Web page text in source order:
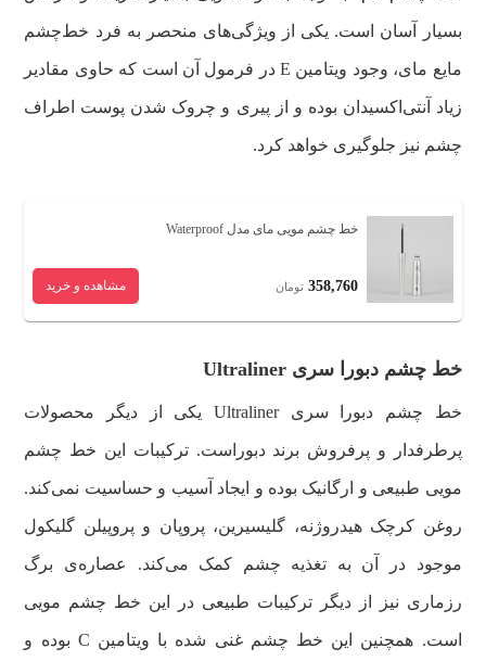
بسیار آسان است. یکی از ویژگی‌‎های منحصر به فرد خط‌‌چشم
مايع مای، وجود ویتامین E در فرمول آن است که حاوی مقادیر
زیاد آنتی‌اکسیدان بوده و از پیری و چروک شدن پوست اطراف
چشم نیز جلوگیری خواهد کرد.
خط چشم مویی مای مدل Waterproof
358,760 تومان مشاهده و خرید
خط چشم دبورا سری Ultraliner
خط چشم دبورا سری Ultraliner یکی از دیگر محصولات
پرطرفدار و پرفروش برند دبوراست. ترکیبات این خط چشم
مویی طبیعی و ارگانیک بوده و ایجاد آسیب و حساسیت نمی‌کند.
روغن کرچک هیدروژنه، گلیسیرین، پروپان و پروپیلن گلیکول
موجود در آن به تغذیه چشم کمک می‌کند. عصاره‌ی برگ
رزماری نیز از دیگر ترکیبات طبیعی در این خط چشم مویی
است. همچنین این خط چشم غنی شده با ویتامین C بوده و